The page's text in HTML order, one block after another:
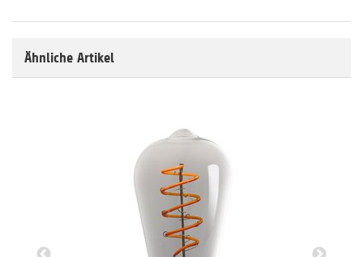
Ähnliche Artikel